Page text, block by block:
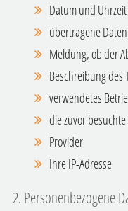
Datum und
übertragene
Meldung, ob der
Beschreibung des
verwendetes
die zuvor besuchte
Provider
Ihre IP-Adresse
2. Personenbezogene